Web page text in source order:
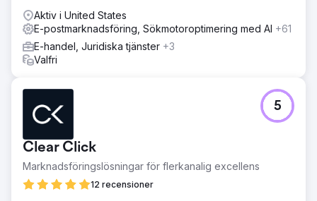
Aktiv i United States
E-postmarknadsföring, Sökmotoroptimering med AI +61
E-handel, Juridiska tjänster +3
Valfri
Clear Click
Marknadsföringslösningar för flerkanalig excellens
12 recensioner
5